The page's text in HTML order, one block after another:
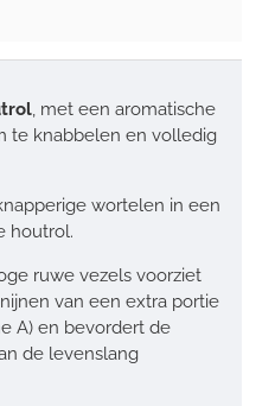
, met een aromatische
te knabbelen en volledig
wortelen in een
houtrol.
ruwe vezels voorziet
van een extra portie
A) en bevordert de
de levenslang